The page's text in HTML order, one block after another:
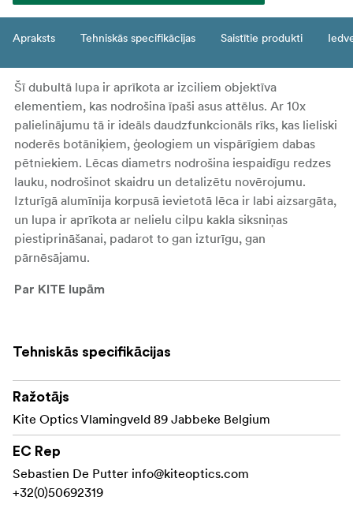
Apraksts Tehniskās specifikācijas Saistītie produkti
Šī dubultā lupa ir aprīkota ar izciliem objektīva
elementiem, kas nodrošina īpaši asus attēlus. Ar 10x
palielinājumu tā ir ideāls daudzfunkcionāls rīks, kas lieliski
noderēs botāniķiem, ģeologiem un vispārīgiem dabas
pētniekiem. Lēcas diametrs nodrošina iespaidīgu redzes
lauku, nodrošinot skaidru un detalizētu novērojumu.
Izturīgā alumīnija korpusā ievietotā lēca ir labi aizsargāta,
un lupa ir aprīkota ar nelielu cilpu kakla siksniņas
piestiprināšanai, padarot to gan izturīgu, gan
pārnēsājamu.
Par KITE lupām
palielināšanas vajadzībām. Kolekcijā ir augstas kvalitātes
optikas modeļi ar ahromatiskām dubultām vai trīskāršām
lēcām, kas nodrošina nepārspējamu attēla skaidrību ar
minimālām aberācijām nevainojamai skatīšanās
pieredzei.
Apgaismojiet savus novērojumus
aprīkoti ar iebūvētu LED apgaismojumu, kas ļauj pētīt
Tehniskās specifikācijas
Ražotājs
Kite Optics Vlamingveld 89 Jabbeke Belgium
EC Rep
Sebastien De Putter info@kiteoptics.com
+32(0)50692319